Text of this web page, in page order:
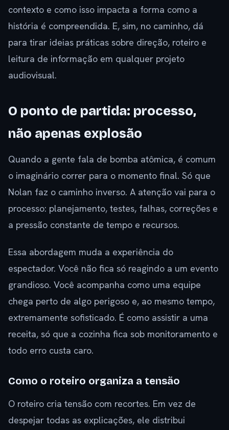
contexto e como isso impacta a forma como a
história é compreendida. E, sim, no caminho, dá
para tirar ideias práticas sobre direção, roteiro e
leitura de informação em qualquer projeto
audiovisual.
O ponto de partida: processo,
não apenas explosão
Quando a gente fala de bomba atômica, é comum
o imaginário correr para o momento final. Só que
Nolan faz o caminho inverso. A atenção vai para o
processo: planejamento, testes, falhas, correções e
a pressão constante de tempo e recursos.
Essa abordagem muda a experiência do
espectador. Você não fica só reagindo a um evento
grandioso. Você acompanha como uma equipe
chega perto de algo perigoso e, ao mesmo tempo,
extremamente sofisticado. É como assistir a uma
receita, só que a cozinha fica sob monitoramento e
todo erro custa caro.
Como o roteiro organiza a tensão
O roteiro cria tensão com recortes. Em vez de
despejar todas as explicações, ele distribui